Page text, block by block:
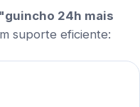
"guincho 24h mais
suporte eficiente: